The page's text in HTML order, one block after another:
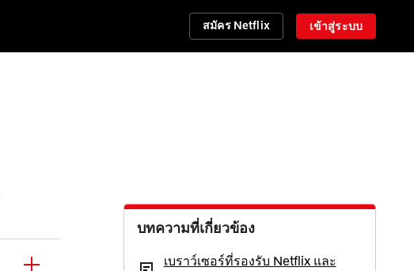
สมัคร Netflix เข้าสู่ระบบ
บทความที่เกี่ยวข้อง
เบราว์เซอร์ที่รองรับ Netflix และ